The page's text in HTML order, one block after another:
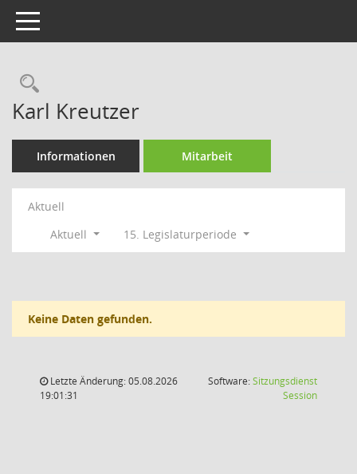
Toggle navigation
Rechercheauswahl
Karl Kreutzer
Informationen Mitarbeit
Aktuell
Aktuell
15. Legislaturperiode
Keine Daten gefunden.
Letzte Änderung: 05.08.2026
19:01:31
Software:Sitzungsdienst
Session(Wird in